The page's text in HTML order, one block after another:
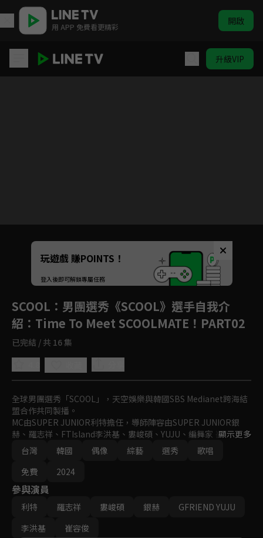
用 APP 免費看更精彩 開啟
升級VIP
Unmute
玩遊戲 賺POINTS！
登入後即可解鎖專屬任務
SCOOL ：男團選秀《SCOOL》選手自我介
紹：Time To Meet SCOOLMATE！PART02
已完結 / 共 16 集
全球男團選秀「SCOOL」，天空娛樂與韓國SBS Medianet跨海結
盟合作共同製播。
MC由SUPER JUNIOR利特擔任，導師陣容由SUPER JUNIOR銀
赫、羅志祥、FTIsland李洪基、婁峻碩、YUJU、編舞家 崔容俊所
組成。
史無前例的夢幻卡司，共同打造全球新指標偶像男團。
顯示更多
台灣
韓國 偶像 綜藝 選秀
歌唱
免費
2024
參與演員
利特 羅志祥 婁峻碩 銀赫
GFRIEND YUJU
李洪基
崔容俊